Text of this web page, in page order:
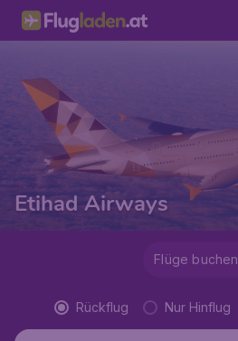
Etihad Airways
Flüge buchen
Rückflug Nur Hinflug